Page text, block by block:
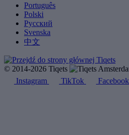
Português
Polski
Русский
Svenska
中文
© 2014-2026 Tiqets
Instagram
TikTok Facebook